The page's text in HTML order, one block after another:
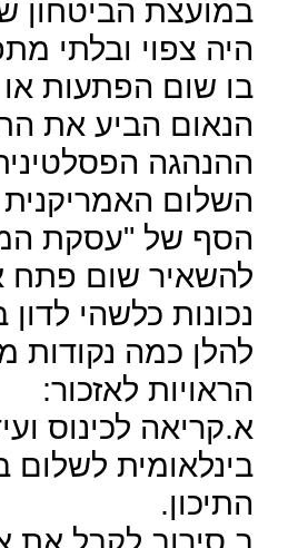
במועצת הביטחון
היה צפוי ובלתי
בו שום הפתעות
הנאום הביע את
ההנהגה
השלום האמריקנית
הסף של "עסקת
להשאיר שום פתח
נכונות כלשהי לדון
להלן כמה נקודות
הראויות לאזכור:
א.קריאה לכינוס
בינלאומית לשלום
התיכון.
ב.סירוב לקבל את